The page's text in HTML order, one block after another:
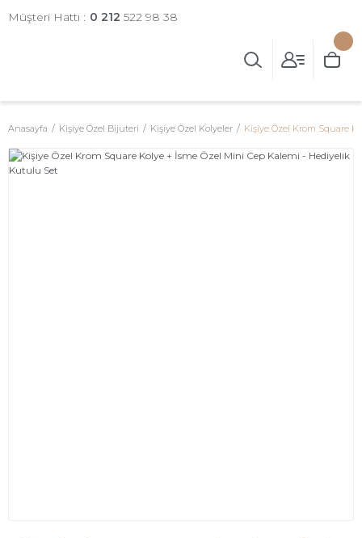
Müşteri Hattı : 0 212 522 98 38
Anasayfa Kişiye Özel Bijuteri Kişiye Özel Kolyeler Kişiye Özel Krom Square